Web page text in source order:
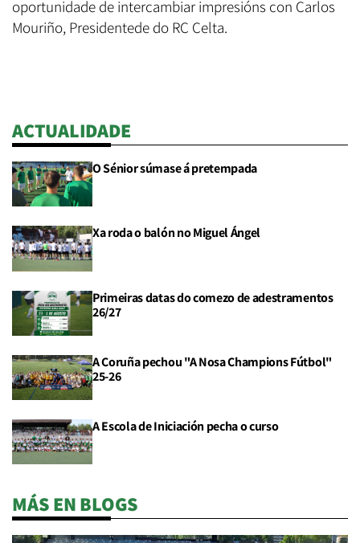
oportunidade de intercambiar impresións con Carlos
Mouriño, Presidentede do RC Celta.
ACTUALIDADE
O Sénior súmase á pretempada
Xa roda o balón no Miguel Ángel
Primeiras datas do comezo de adestramentos
26/27
A Coruña pechou "A Nosa Champions Fútbol"
25-26
A Escola de Iniciación pecha o curso
MÁS EN BLOGS